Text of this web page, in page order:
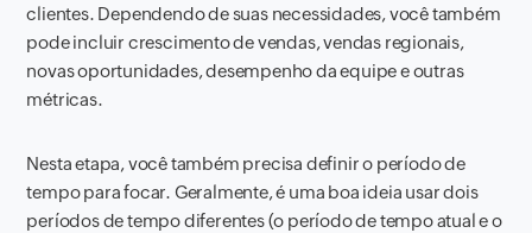
clientes. Dependendo de suas necessidades, você também
pode incluir crescimento de vendas, vendas regionais,
novas oportunidades, desempenho da equipe e outras
métricas.
Nesta etapa, você também precisa definir o período de
tempo para focar. Geralmente, é uma boa ideia usar dois
períodos de tempo diferentes (o período de tempo atual e o